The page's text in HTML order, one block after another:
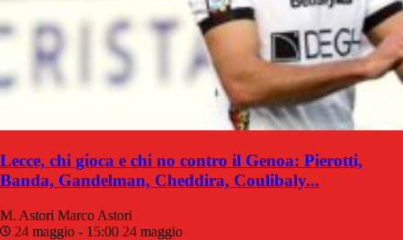
Lecce, chi gioca e chi no contro il Genoa: Pierotti,
Banda, Gandelman, Cheddira, Coulibaly...
M. Astori Marco Astori
24 maggio - 15:00 24 maggio